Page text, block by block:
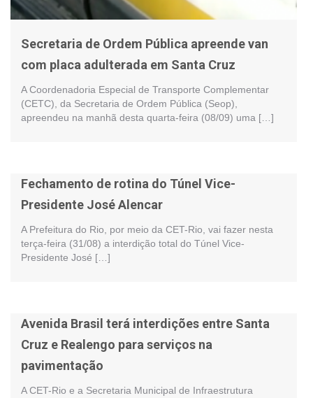
Secretaria de Ordem Pública apreende van
com placa adulterada em Santa Cruz
A Coordenadoria Especial de Transporte Complementar
(CETC), da Secretaria de Ordem Pública (Seop),
apreendeu na manhã desta quarta-feira (08/09) uma […]
Fechamento de rotina do Túnel Vice-
Presidente José Alencar
A Prefeitura do Rio, por meio da CET-Rio, vai fazer nesta
terça-feira (31/08) a interdição total do Túnel Vice-
Presidente José […]
Avenida Brasil terá interdições entre Santa
Cruz e Realengo para serviços na
pavimentação
A CET-Rio e a Secretaria Municipal de Infraestrutura